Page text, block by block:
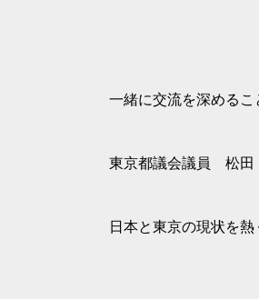
一緒に交流を深めるこ
東京都議会議員 松
日本と東京の現状を